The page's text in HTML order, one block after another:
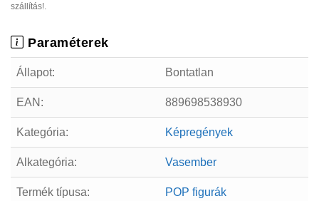
szállítás!.
Paraméterek
Állapot: Bontatlan
EAN: 889698538930
Kategória: Képregények
Alkategória: Vasember
Termék típusa: POP figurák